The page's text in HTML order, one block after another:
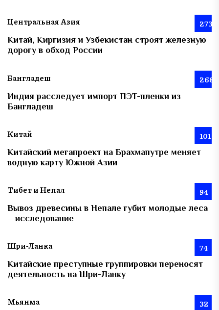
Центральная Азия 273
Китай, Киргизия и Узбекистан строят железную
дорогу в обход России
Бангладеш 268
Индия расследует импорт ПЭТ-пленки из
Бангладеш
Китай 101
Китайский мегапроект на Брахмапутре меняет
водную карту Южной Азии
Тибет и Непал 94
Вывоз древесины в Непале губит молодые леса
– исследование
Шри-Ланка 74
Китайские преступные группировки переносят
деятельность на Шри-Ланку
Мьянма 32